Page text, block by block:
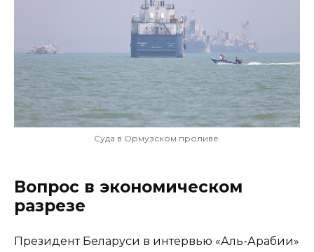
Суда в Ормузском проливе.
Вопрос в экономическом
разрезе
Президент Беларуси в интервью «Аль-Арабии»